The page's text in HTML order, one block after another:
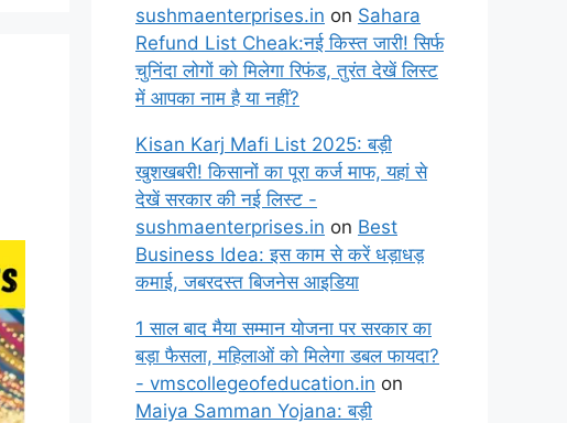
sushmaenterprises.in on Sahara
Refund List Cheak:नई किस्त जारी! सिर्फ
चुनिंदा लोगों को मिलेगा रिफंड, तुरंत देखें लिस्ट
में आपका नाम है या नहीं?
Kisan Karj Mafi List 2025: बड़ी
खुशखबरी! किसानों का पूरा कर्ज माफ, यहां से
देखें सरकार की नई लिस्ट -
sushmaenterprises.in on Best
Business Idea: इस काम से करें धड़ाधड़
कमाई, जबरदस्त बिजनेस आइडिया
1 साल बाद मैया सम्मान योजना पर सरकार का
बड़ा फैसला, महिलाओं को मिलेगा डबल फायदा?
- vmscollegeofeducation.in on
Maiya Samman Yojana: बड़ी